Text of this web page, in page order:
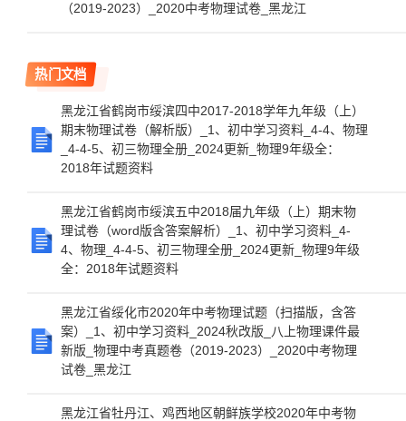
（2019-2023）_2020中考物理试卷_黑龙江
热门文档
黑龙江省鹤岗市绥滨四中2017-2018学年九年级（上）
期末物理试卷（解析版）_1、初中学习资料_4-4、物理
_4-4-5、初三物理全册_2024更新_物理9年级全：
2018年试题资料
黑龙江省鹤岗市绥滨五中2018届九年级（上）期末物
理试卷（word版含答案解析）_1、初中学习资料_4-
4、物理_4-4-5、初三物理全册_2024更新_物理9年级
全：2018年试题资料
黑龙江省绥化市2020年中考物理试题（扫描版，含答
案）_1、初中学习资料_2024秋改版_八上物理课件最
新版_物理中考真题卷（2019-2023）_2020中考物理
试卷_黑龙江
黑龙江省牡丹江、鸡西地区朝鲜族学校2020年中考物